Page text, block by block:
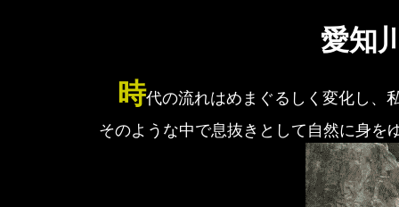
愛知
時代の流れはめまぐるしく変化し、
そのような中で息抜きとして自然に身